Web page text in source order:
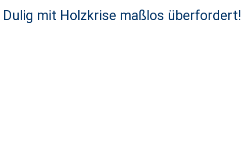
Dulig mit Holzkrise maßlos überfordert!